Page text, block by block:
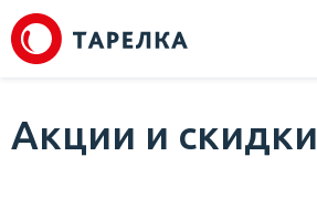
Акции и скидки